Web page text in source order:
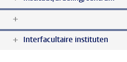
Interfacultaire instituten